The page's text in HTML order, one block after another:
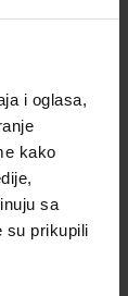
i oglasa,
kako
sa
su prikupili
u
i